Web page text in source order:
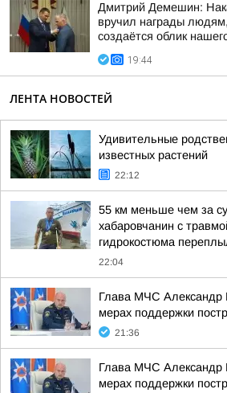
Дмитрий Демешин:
вручил награды
создаётся облик
19:44
ЛЕНТА НОВОСТЕЙ
Удивительные
известных растений
22:12
55 км меньше чем за
хабаровчанин с
гидрокостюма
22:04
Глава МЧС Александр
мерах поддержки
21:36
Глава МЧС Александр
мерах поддержки